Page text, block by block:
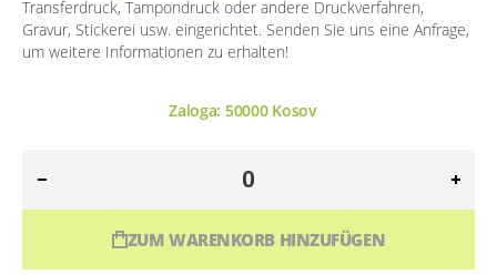
Transferdruck, Tampondruck oder andere Druckverfahren,
Gravur, Stickerei usw. eingerichtet. Senden Sie uns eine Anfrage,
um weitere Informationen zu erhalten!
Zaloga: 50000Kosov
ZUM WARENKORB HINZUFÜGEN